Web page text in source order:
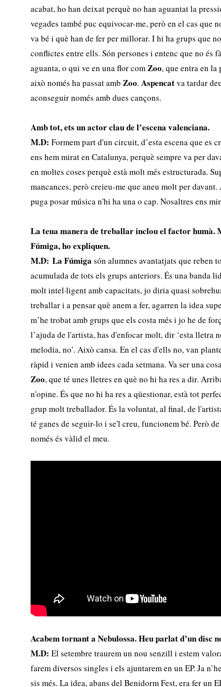
acabat, ho han deixat perquè no han aguantat la
vegades també puc equivocar-me, però en el cas que
va bé i què han de fer per millorar. I hi ha grups que
conflictes entre ells. Són persones i entenc que no és
aguanta, o qui ve en una flor comZoo, que entra en la
això només ha passat ambZoo.Aspencatva tardar
aconseguir només amb dues cançons.
Amb tot, ets un actor clau de l’escena valenciana.
M.D: Formem part d'un circuit, d’esta escena que es
ens hem mirat en Catalunya, perquè sempre va per
en moltes coses perquè està molt més estructurada.
mancances, però creieu-me que aneu molt per
puga posar música n'hi ha una o cap. Nosaltres ens
La teua manera de treballar inclou el factor humà.
Fúmiga, ho expliquen.
M.D: La Fúmiga són alumnes avantatjats que reben
acumulada de tots els grups anteriors. És una banda
molt intel·ligent amb capacitats, jo diria quasi
treballar i a pensar què anem a fer, agarren la idea
m’he trobat amb grups que els costa més i jo he de
l’ajuda de l'artista, has d'enfocar molt, dir ‘esta lletra
melodia, no’. Això cansa. En el cas d'ells no, van
ràpid i venien amb idees cada setmana. Va ser una
Zoo, que té unes lletres en què no hi ha res a dir.
n'opine. És que no hi ha res a qüestionar, està tot
grup molt treballador. És la voluntat, al final, de
té ganes de seguir-lo i se'l creu, funcionem bé. Però
només és vàlid el meu.
Acabem tornant a Nebulossa. Heu parlat d’un disc
M.D:El setembre traurem un nou senzill i estem
farem diversos singles i els ajuntarem en un EP. Ja
sis més. La idea, abans del Benidorm Fest, era fer un